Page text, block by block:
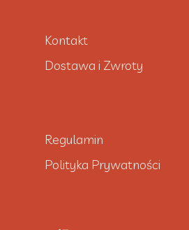
Kontakt
Dostawa i Zwroty
Regulamin
Polityka Prywatności